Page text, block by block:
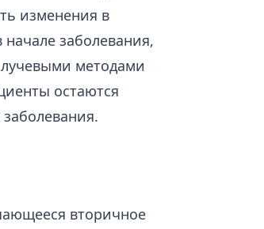
изменения в
заболевания,
методами
остаются
вторичное